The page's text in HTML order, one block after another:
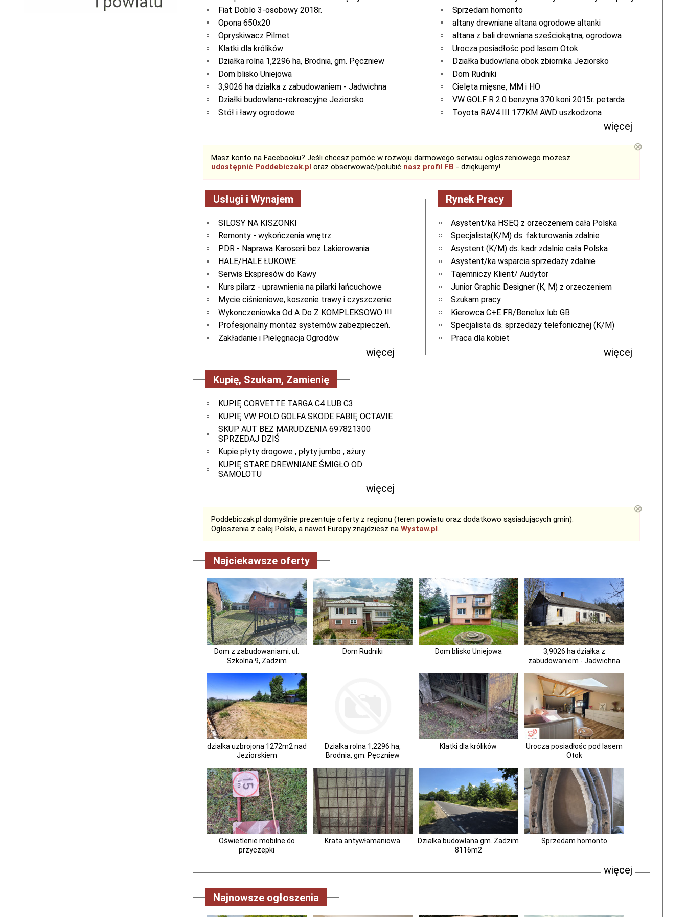
Fiat Doblo 3-osobowy 2018r.
Opona 650x20
Opryskiwacz Pilmet
Klatki dla królików
Działka rolna 1,2296 ha, Brodnia, gm. Pęczniew
Dom blisko Uniejowa
3,9026 ha działka z zabudowaniem - Jadwichna
Działki budowlano-rekreacyjne Jeziorsko
Stół i ławy ogrodowe
Sprzedam homonto
altany drewniane altana ogrodowe altanki
altana z bali drewniana sześciokątna, ogrodowa
Urocza posiadłośc pod lasem Otok
Działka budowlana obok zbiornika Jeziorsko
Dom Rudniki
Cielęta mięsne, MM i HO
VW GOLF R 2.0 benzyna 370 koni 2015r. petarda
Toyota RAV4 III 177KM AWD uszkodzona
więcej
Masz konto na Facebooku? Jeśli chcesz pomóc w rozwoju darmowego serwisu ogłoszeniowego możesz
udostępnić Poddebiczak.pl oraz obserwować/polubić nasz profil FB - dziękujemy!
⊗
Usługi i Wynajem
SILOSY NA KISZONKI
Remonty - wykończenia wnętrz
PDR - Naprawa Karoserii bez Lakierowania
HALE/HALE ŁUKOWE
Serwis Ekspresów do Kawy
Kurs pilarz - uprawnienia na pilarki łańcuchowe
Mycie ciśnieniowe, koszenie trawy i czyszczenie
Wykonczeniowka Od A Do Z KOMPLEKSOWO !!!
Profesjonalny montaż systemów zabezpieczeń.
Zakładanie i Pielęgnacja Ogrodów
więcej
Rynek Pracy
Asystent/ka HSEQ z orzeczeniem cała Polska
Specjalista(K/M) ds. fakturowania zdalnie
Asystent (K/M) ds. kadr zdalnie cała Polska
Asystent/ka wsparcia sprzedaży zdalnie
Tajemniczy Klient/ Audytor
Junior Graphic Designer (K, M) z orzeczeniem
Szukam pracy
Kierowca C+E FR/Benelux lub GB
Specjalista ds. sprzedaży telefonicznej (K/M)
Praca dla kobiet
więcej
Kupię, Szukam, Zamienię
KUPIĘ CORVETTE TARGA C4 LUB C3
KUPIĘ VW POLO GOLFA SKODE FABIĘ OCTAVIE
SKUP AUT BEZ MARUDZENIA 697821300
SPRZEDAJ DZIŚ
Kupie płyty drogowe , płyty jumbo , ażury
KUPIĘ STARE DREWNIANE ŚMIGŁO OD
SAMOLOTU
więcej
Poddebiczak.pl domyślnie prezentuje oferty z regionu (teren powiatu oraz dodatkowo sąsiadujących gmin).
Ogłoszenia z całej Polski, a nawet Europy znajdziesz na Wystaw.pl.
⊗
Najciekawsze oferty
Dom z zabudowaniami, ul.
Szkolna 9, Zadzim
Dom Rudniki Dom blisko Uniejowa
3,9026 ha działka z
zabudowaniem - Jadwichna
działka uzbrojona 1272m2 nad
Jeziorskiem
Działka rolna 1,2296 ha,
Brodnia, gm. Pęczniew
Klatki dla królików
Urocza posiadłośc pod lasem
Otok
Oświetlenie mobilne do
przyczepki
Krata antywłamaniowa
Działka budowlana gm. Zadzim
8116m2
Sprzedam homonto
więcej
Najnowsze ogłoszenia
Serwis RTV, AGD, elektronika i inne